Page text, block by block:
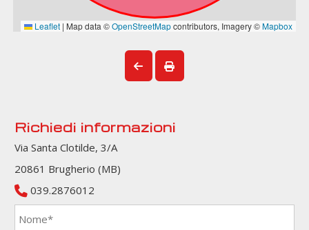
Richiedi informazioni
Via Santa Clotilde, 3/A
20861 Brugherio (MB)
039.2876012